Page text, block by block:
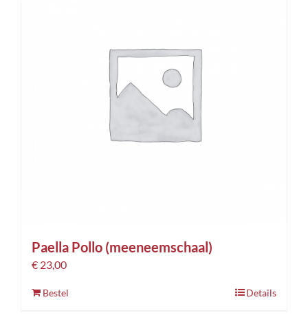
Paella Pollo (meeneemschaal)
€ 23,00
Bestel Details